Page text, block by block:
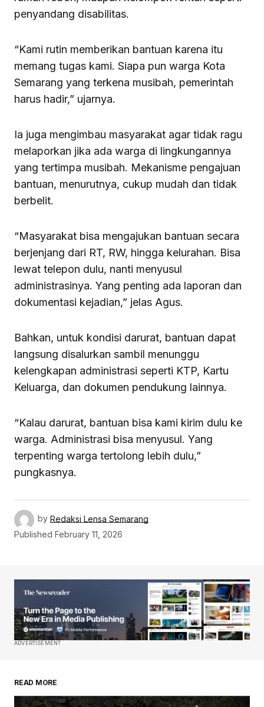
penyandang disabilitas.
“Kami rutin memberikan bantuan karena itu
memang tugas kami. Siapa pun warga Kota
Semarang yang terkena musibah, pemerintah
harus hadir,” ujarnya.
Ia juga mengimbau masyarakat agar tidak ragu
melaporkan jika ada warga di lingkungannya
yang tertimpa musibah. Mekanisme pengajuan
bantuan, menurutnya, cukup mudah dan tidak
berbelit.
“Masyarakat bisa mengajukan bantuan secara
berjenjang dari RT, RW, hingga kelurahan. Bisa
lewat telepon dulu, nanti menyusul
administrasinya. Yang penting ada laporan dan
dokumentasi kejadian,” jelas Agus.
Bahkan, untuk kondisi darurat, bantuan dapat
langsung disalurkan sambil menunggu
kelengkapan administrasi seperti KTP, Kartu
Keluarga, dan dokumen pendukung lainnya.
“Kalau darurat, bantuan bisa kami kirim dulu ke
warga. Administrasi bisa menyusul. Yang
terpenting warga tertolong lebih dulu,”
pungkasnya.
by Redaksi Lensa Semarang
Published February 11, 2026
ADVERTISEMENT
READ MORE